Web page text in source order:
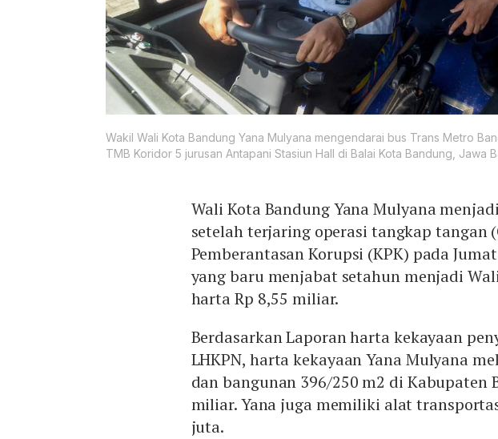
Wakil Wali Kota Bandung Yana Mulyana mengendarai bus Trans Metro
TMB Koridor 5 jurusan Antapani Stasiun Hall di Balai Kota Bandung, Jawa
Wali Kota Bandung Yana Mulyana
setelah terjaring operasi tangkap tangan
Pemberantasan Korupsi (KPK) pada
yang baru menjabat setahun menjadi
harta Rp 8,55 miliar.
Berdasarkan Laporan harta kekayaan
LHKPN, harta kekayaan Yana Mulyana
dan bangunan 396/250 m2 di Kabupaten
miliar. Yana juga memiliki alat
juta.